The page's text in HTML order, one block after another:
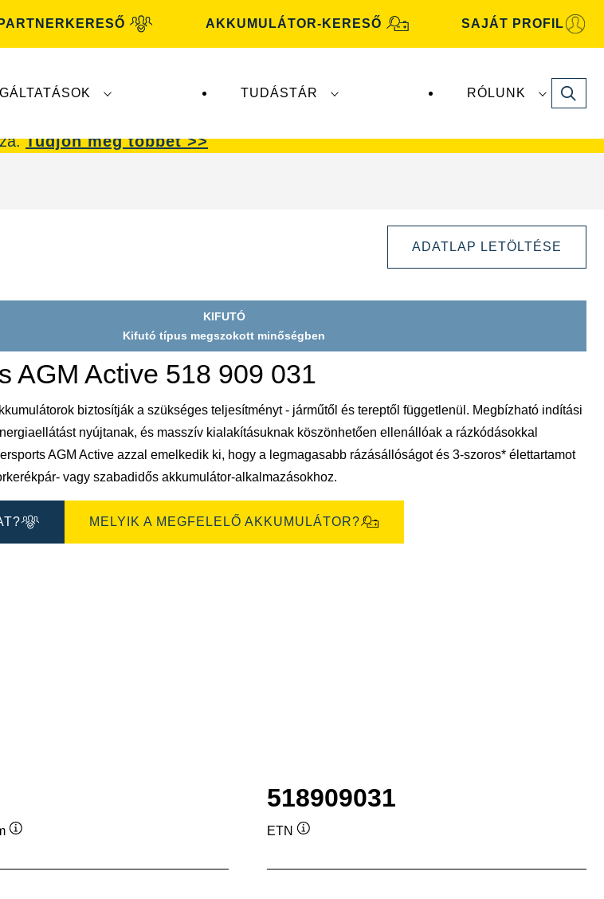
PARTNERKERESŐ AKKUMULÁTOR-KERESŐ SAJÁT PROFIL
TUDÁSTÁR RÓLUNK Search
Tudjon meg többet >>
ADATLAP LETÖLTÉSE
Kép
párbeszédpanel
KIFUTÓ
Kifutó típus megszokott minőségben
AGM Active 518 909 031
biztosítják a szükséges teljesítményt - járműtől és tereptől függetlenül. Megbízható indítási
nyújtanak, és masszív kialakításuknak köszönhetően ellenállóak a rázkódásokkal
AGM Active azzal emelkedik ki, hogy a legmagasabb rázásállóságot és 3-szoros* élettartamot
vagy szabadidős akkumulátor-alkalmazásokhoz.
MELYIK A MEGFELELŐ AKKUMULÁTOR?
518909031
ETN